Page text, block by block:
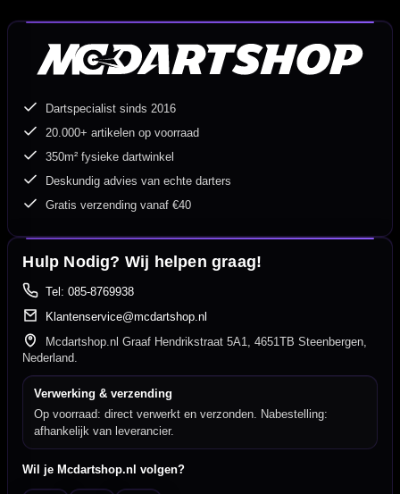
Dartspecialist sinds 2016
20.000+ artikelen op voorraad
350m² fysieke dartwinkel
Deskundig advies van echte darters
Gratis verzending vanaf €40
Hulp Nodig? Wij helpen graag!
Tel: 085-8769938
Klantenservice@mcdartshop.nl
Mcdartshop.nl Graaf Hendrikstraat 5A1, 4651TB Steenbergen,
Nederland.
Verwerking & verzending
Op voorraad: direct verwerkt en verzonden. Nabestelling:
afhankelijk van leverancier.
Wil je Mcdartshop.nl volgen?